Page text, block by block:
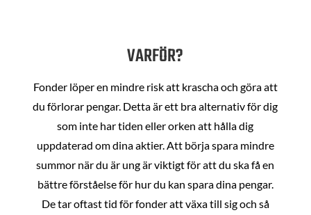
VARFÖR?
Fonder löper en mindre risk att krascha och göra att
du förlorar pengar. Detta är ett bra alternativ för dig
som inte har tiden eller orken att hålla dig
uppdaterad om dina aktier. Att börja spara mindre
summor när du är ung är viktigt för att du ska få en
bättre förståelse för hur du kan spara dina pengar.
De tar oftast tid för fonder att växa till sig och så